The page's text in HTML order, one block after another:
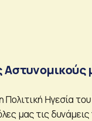
Πολιτική Ηγεσία
μας τις